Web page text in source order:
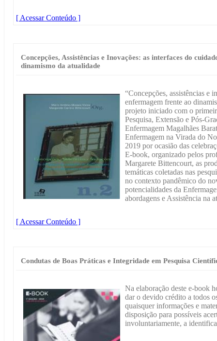
[ Acessar Conteúdo ]
Concepções, Assistências e Inovações: as interfaces do
dinamismo da atualidade
“Concepções, assistências e
enfermagem frente ao
projeto iniciado com o
Pesquisa, Extensão e Pós-
Enfermagem Magalhães
Enfermagem na Virada do
2019 por ocasião das
E-book, organizado pelos
Margarete Bittencourt, as
temáticas coletadas nas
no contexto pandêmico do
potencialidades da
abordagens e Assistência na
[ Acessar Conteúdo ]
Condutas de Boas Práticas e Integridade em Pesquisa
Na elaboração deste e-book
dar o devido crédito a todos
quaisquer informações e
disposição para possíveis
involuntariamente, a